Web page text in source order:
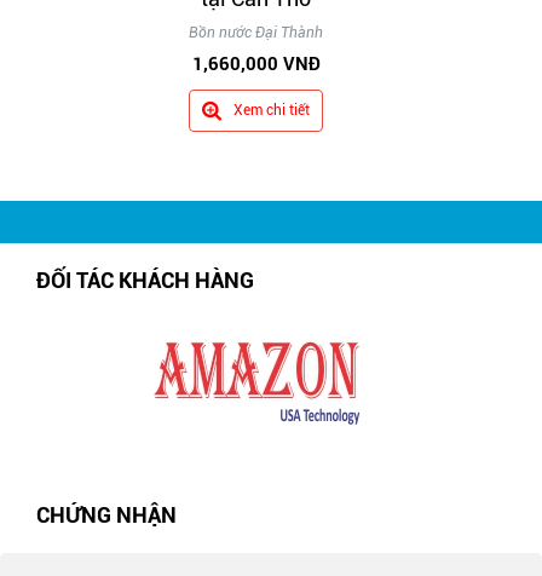
Bồn nước Đại Thành
1,660,000 VNĐ
Xem chi tiết
ĐỐI TÁC KHÁCH HÀNG
CHỨNG NHẬN